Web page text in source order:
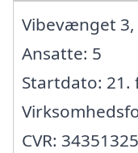
Vibevænget 3,
Ansatte: 5
Startdato: 21.
CVR: 34351325